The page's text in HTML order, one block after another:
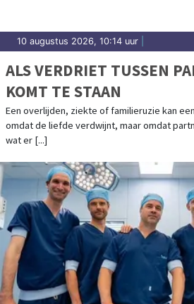
10 augustus 2026, 10:14 uur
ALS VERDRIET TUSSEN
KOMT TE STAAN
Een overlijden, ziekte of familieruzie kan
omdat de liefde verdwijnt, maar omdat
wat er [...]